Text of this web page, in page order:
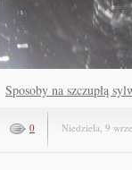
Sposoby na szczupłą
0 Niedziela, 9